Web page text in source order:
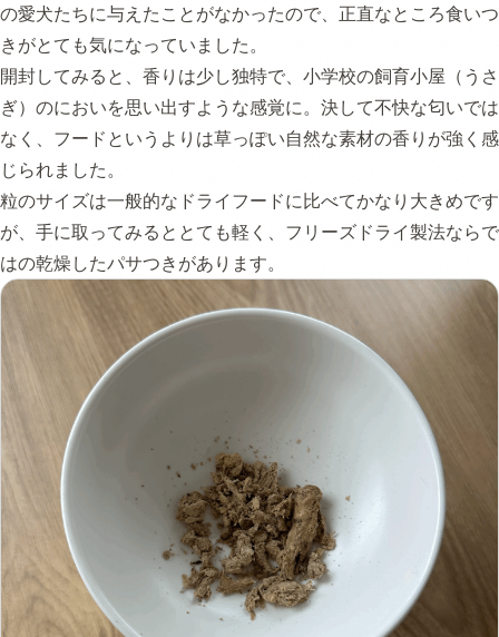
の愛犬たちに与えたことがなかったので、正直なところ食いつ
きがとても気になっていました。
開封してみると、香りは少し独特で、小学校の飼育小屋（うさ
ぎ）のにおいを思い出すような感覚に。決して不快な匂いでは
なく、フードというよりは草っぽい自然な素材の香りが強く感
じられました。
粒のサイズは一般的なドライフードに比べてかなり大きめです
が、手に取ってみるととても軽く、フリーズドライ製法ならで
はの乾燥したパサつきがあります。